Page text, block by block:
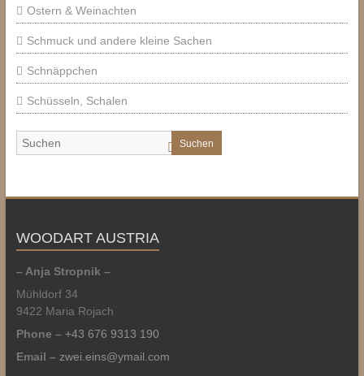
Ostern & Weinachten
Schmuck und andere kleine Sachen
Schnäppchen
Schüsseln, Schalen
Suchen
WOODART AUSTRIA
– Anja Stropnik –
Mühldorf 34
9422 Maria Rojach
Phone – +43 676 9313 190
Email – zwei.eins@ymail.com